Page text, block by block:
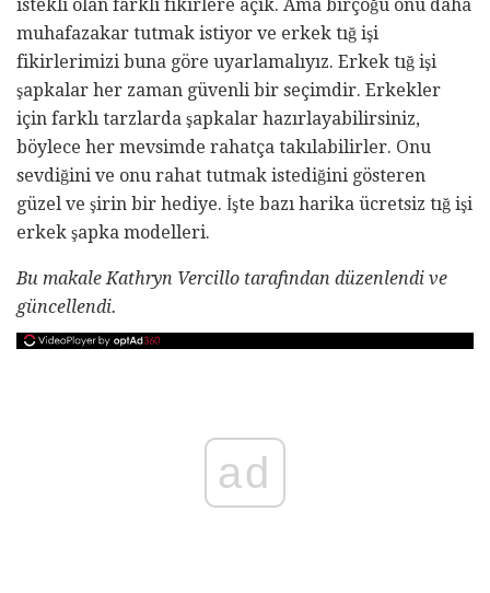
istekli olan farklı fikirlere açık. Ama birçoğu onu daha
muhafazakar tutmak istiyor ve erkek tığ işi
fikirlerimizi buna göre uyarlamalıyız. Erkek tığ işi
şapkalar her zaman güvenli bir seçimdir. Erkekler
için farklı tarzlarda şapkalar hazırlayabilirsiniz,
böylece her mevsimde rahatça takılabilirler. Onu
sevdiğini ve onu rahat tutmak istediğini gösteren
güzel ve şirin bir hediye. İşte bazı harika ücretsiz tığ işi
erkek şapka modelleri.
Bu makale Kathryn Vercillo tarafından düzenlendi ve
güncellendi.
ad